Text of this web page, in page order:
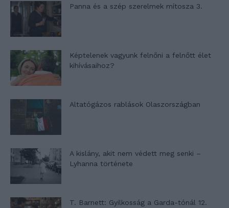
Panna és a szép szerelmek mítosza 3.
Képtelenek vagyunk felnőni a felnőtt élet
kihívásaihoz?
Altatógázos rablások Olaszországban
A kislány, akit nem védett meg senki –
Lyhanna története
T. Barnett: Gyilkosság a Garda-tónál 12.